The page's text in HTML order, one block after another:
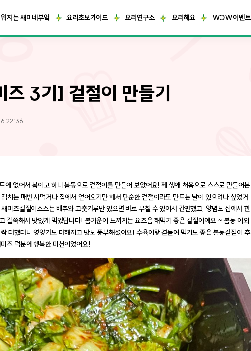
지는 새미네부엌 요리초보가이드 요리연구소 요리해요 WOW이벤트
즈 3기] 겉절이 만들기
22:36
에 없어서 봄이고 하니 봄동으로 겉절이를 만들어 보았어요! 제 생애 처음으로 스스로 만들어본
치는 매번 사먹거나 집에서 얻어오기만 해서 단순한 겉절이라도 만드는 날이 있으려나 싶었거
미즈겉절이소스는 배추와 고춧가루만 있으면 바로 무칠 수 있어서 간편했고, 양념도 집에서 한
걸쭉해서 맛있게 먹었답니다! 봄기운이 느껴지는 요즈음 해먹기 좋은 겉절이예요 ~ 봄동 이외
더했더니 영양가도 더해지고 맛도 풍부해졌어요! 수육이랑 곁들여 먹기도 좋은 봄동겉절이 추
즈 덕분에 행복한 미션이었어요!